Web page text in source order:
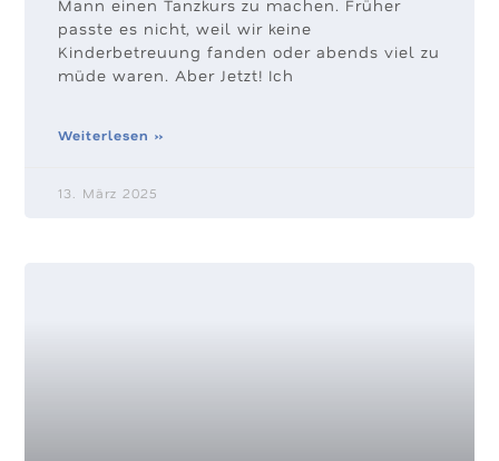
Mann einen Tanzkurs zu machen. Früher
passte es nicht, weil wir keine
Kinderbetreuung fanden oder abends viel zu
müde waren. Aber Jetzt! Ich
Weiterlesen »
13. März 2025